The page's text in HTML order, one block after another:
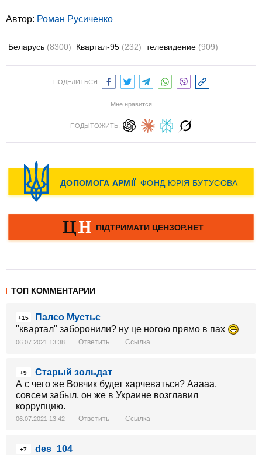
Автор: Роман Русиченко
Беларусь (8300) Квартал-95 (232) телевидение (909)
ПОДЕЛИТЬСЯ:
Мне нравится
ПОДЫТОЖИТЬ:
ТОП КОММЕНТАРИИ
+15
Палєо Мустьє
"квартал" заборонили? ну це ногою прямо в пах
06.07.2021 13:38 Ответить Ссылка
+9
Старый зольдат
А с чего же Вовчик будет харчеваться? Ааааа,
совсем забыл, он же в Украине возглавил
коррупцию.
06.07.2021 13:42 Ответить Ссылка
+7
des_104